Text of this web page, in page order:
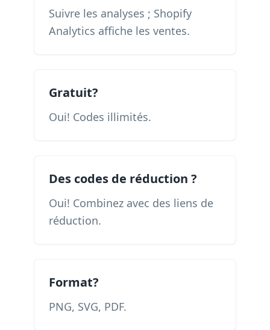
Suivre les analyses ; Shopify
Analytics affiche les ventes.
Gratuit?
Oui! Codes illimités.
Des codes de réduction ?
Oui! Combinez avec des liens de
réduction.
Format?
PNG, SVG, PDF.